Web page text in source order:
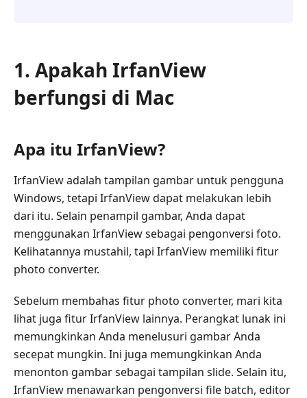
1. Apakah IrfanView
berfungsi di Mac
Apa itu IrfanView?
IrfanView adalah tampilan gambar untuk pengguna
Windows, tetapi IrfanView dapat melakukan lebih
dari itu. Selain penampil gambar, Anda dapat
menggunakan IrfanView sebagai pengonversi foto.
Kelihatannya mustahil, tapi IrfanView memiliki fitur
photo converter.
Sebelum membahas fitur photo converter, mari kita
lihat juga fitur IrfanView lainnya. Perangkat lunak ini
memungkinkan Anda menelusuri gambar Anda
secepat mungkin. Ini juga memungkinkan Anda
menonton gambar sebagai tampilan slide. Selain itu,
IrfanView menawarkan pengonversi file batch, editor